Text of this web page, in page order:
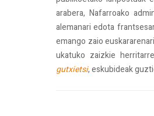
arabera, Nafarroako
alemanari edota
emango zaio
ukatuko zaizkie
gutxietsi, eskubideak